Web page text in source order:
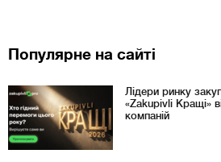
Популярне на сайті
Лідери ринку
«Zakupivli Кращі»
компаній